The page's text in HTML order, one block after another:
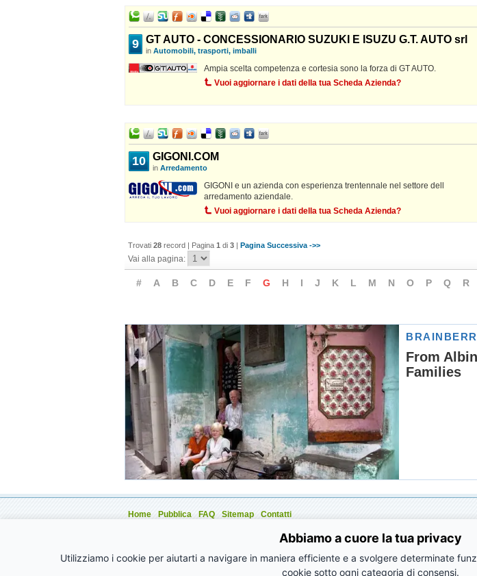
9 GT AUTO - CONCESSIONARIO SUZUKI E ISUZU G.T. AUTO srl
in Automobili, trasporti, imballi
Ampia scelta competenza e cortesia sono la forza di GT AUTO.
Vuoi aggiornare i dati della tua Scheda Azienda?
10 GIGONI.COM
in Arredamento
GIGONI e un azienda con esperienza trentennale nel settore dell
arredamento aziendale.
Vuoi aggiornare i dati della tua Scheda Azienda?
Trovati 28 record | Pagina 1 di 3 Pagina Successiva ->>
Vai alla pagina:
# A B C D E F G H I J K L M N O P Q R
Home Pubblica FAQ Sitemap Contatti
Abbiamo a cuore la tua privacy
Utilizziamo i cookie per aiutarti a navigare in maniera efficiente e a svolgere determinate
cookie sotto ogni categoria di consensi.